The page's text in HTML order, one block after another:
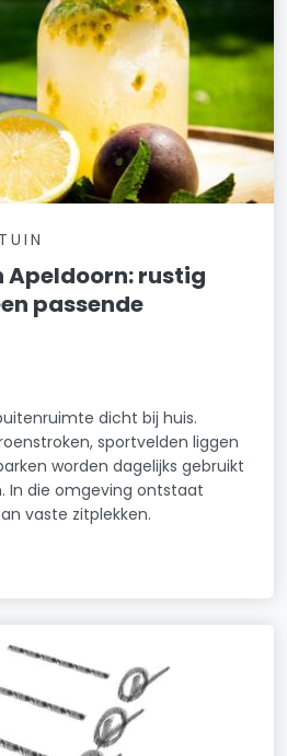
rustig
passende
dicht bij huis.
sportvelden liggen
worden dagelijks gebruikt
In die omgeving ontstaat
vaste zitplekken.